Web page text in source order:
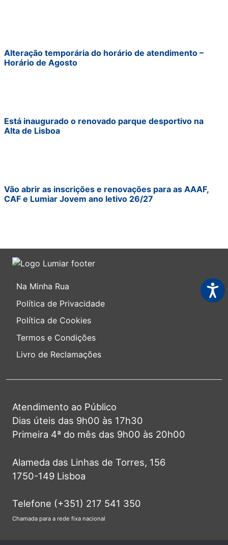
Alteração temporária do horário de atendimento –
Horário de Agosto
Está inaugurado o renovado parque desportivo na
Alta de Lisboa
Vão abrir as inscrições e renovações para as AAAF,
CAF e Lumiar Jovem ano letivo 26/27
Na Minha Rua
Política de Privacidade
Política de Cookies
Termos e Condições
Livro de Reclamações
Atendimento ao Público
Dias úteis das 9h00 às 17h30
Primeira 4ª do mês das 9h00 às 20h00
Alameda das Linhas de Torres, 156
1750-149 Lisboa
Telefone (+351) 217 541 350
Chamada para a rede fixa nacional